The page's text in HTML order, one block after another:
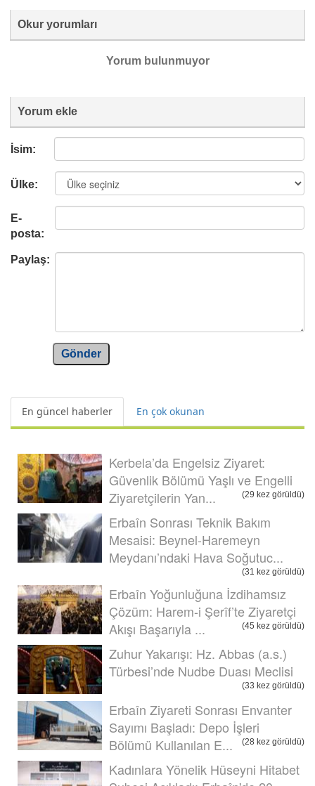
Okur yorumları
Yorum bulunmuyor
Yorum ekle
İsim:
Ülke:
E-
posta:
Paylaş:
Gönder
En güncel haberler En çok okunan
Kerbela’da Engelsiz Ziyaret:
Güvenlik Bölümü Yaşlı ve Engelli
Ziyaretçilerin Yan...
(29 kez görüldü)
Erbaîn Sonrası Teknik Bakım
Mesaisi: Beynel-Haremeyn
Meydanı’ndaki Hava Soğutuc...
(31 kez görüldü)
Erbaîn Yoğunluğuna İzdihamsız
Çözüm: Harem-i Şerîf’te Ziyaretçi
Akışı Başarıyla ...
(45 kez görüldü)
Zuhur Yakarışı: Hz. Abbas (a.s.)
Türbesi’nde Nudbe Duası Meclisi
(33 kez görüldü)
Erbaîn Ziyareti Sonrası Envanter
Sayımı Başladı: Depo İşleri
Bölümü Kullanılan E...
(28 kez görüldü)
Kadınlara Yönelik Hüseyni Hitabet